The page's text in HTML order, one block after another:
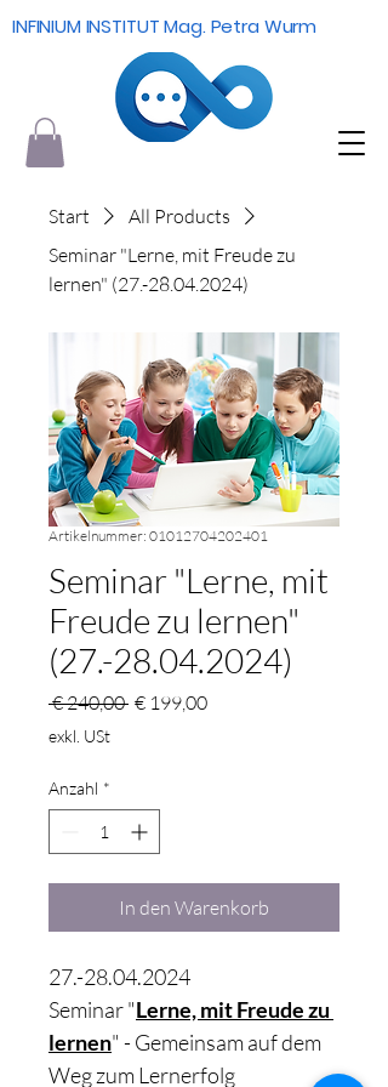
INFINIUM INSTITUT Mag. Petra Wurm
Start
All Products
Seminar "Lerne, mit Freude zu
lernen" (27.-28.04.2024)
Artikelnummer: 01012704202401
Seminar "Lerne, mit
Freude zu lernen"
(27.-28.04.2024)
€ 240,00 Standardpreis
€ 199,00Sale-
exkl. USt
Anzahl *
In den Warenkorb
27.-28.04.2024
Seminar "Lerne, mit Freude zu
lernen" - Gemeinsam auf dem
Weg zum Lernerfolg